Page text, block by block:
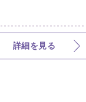
詳細を見る